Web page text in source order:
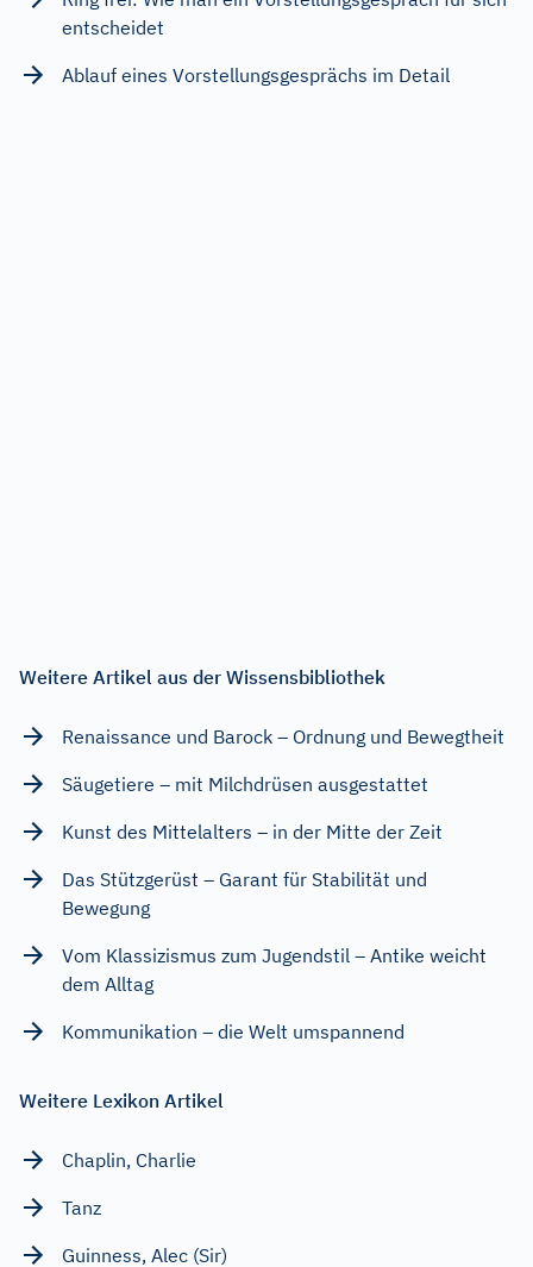
entscheidet
Ablauf eines Vorstellungsgesprächs im Detail
Weitere Artikel aus der Wissensbibliothek
Renaissance und Barock – Ordnung und Bewegtheit
Säugetiere – mit Milchdrüsen ausgestattet
Kunst des Mittelalters – in der Mitte der Zeit
Das Stützgerüst – Garant für Stabilität und
Bewegung
Vom Klassizismus zum Jugendstil – Antike weicht
dem Alltag
Kommunikation – die Welt umspannend
Weitere Lexikon Artikel
Chaplin, Charlie
Tanz
Guinness, Alec (Sir)